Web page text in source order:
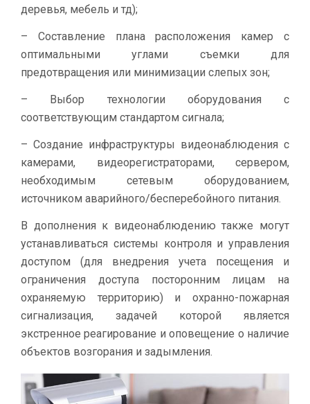
деревья, мебель и тд);
– Составление плана расположения камер с
оптимальными углами съемки для
предотвращения или минимизации слепых зон;
– Выбор технологии оборудования с
соответствующим стандартом сигнала;
– Создание инфраструктуры видеонаблюдения с
камерами, видеорегистраторами, сервером,
необходимым сетевым оборудованием,
источником аварийного/бесперебойного питания.
В дополнения к видеонаблюдению также могут
устанавливаться системы контроля и управления
доступом (для внедрения учета посещения и
ограничения доступа посторонним лицам на
охраняемую территорию) и охранно-пожарная
сигнализация, задачей которой является
экстренное реагирование и оповещение о наличие
объектов возгорания и задымления.